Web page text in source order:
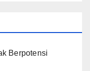
Berpotensi